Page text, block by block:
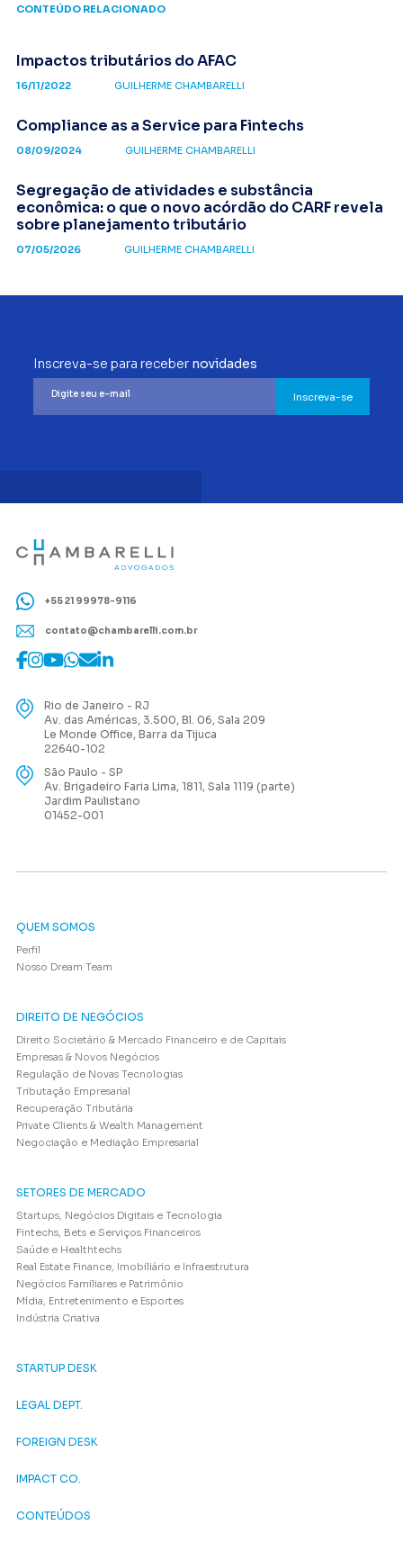
CONTEÚDO RELACIONADO
Impactos tributários do AFAC
16/11/2022 GUILHERME CHAMBARELLI
Compliance as a Service para Fintechs
08/09/2024 GUILHERME CHAMBARELLI
Segregação de atividades e substância
econômica: o que o novo acórdão do CARF revela
sobre planejamento tributário
07/05/2026 GUILHERME CHAMBARELLI
Inscreva-se para receber novidades
Inscreva-se
+55 21 99978-9116
contato@chambarelli.com.br
Rio de Janeiro - RJ
Av. das Américas, 3.500, Bl. 06, Sala 209
Le Monde Office, Barra da Tijuca
22640-102
São Paulo - SP
Av. Brigadeiro Faria Lima, 1811, Sala 1119 (parte)
Jardim Paulistano
01452-001
QUEM SOMOS
Perfil
Nosso Dream Team
DIREITO DE NEGÓCIOS
Direito Societário & Mercado Financeiro e de Capitais
Empresas & Novos Negócios
Regulação de Novas Tecnologias
Tributação Empresarial
Recuperação Tributária
Private Clients & Wealth Management
Negociação e Mediação Empresarial
SETORES DE MERCADO
Startups, Negócios Digitais e Tecnologia
Fintechs, Bets e Serviços Financeiros
Saúde e Healthtechs
Real Estate Finance, Imobiliário e Infraestrutura
Negócios Familiares e Patrimônio
Mídia, Entretenimento e Esportes
Indústria Criativa
STARTUP DESK
LEGAL DEPT.
FOREIGN DESK
IMPACT CO.
CONTEÚDOS